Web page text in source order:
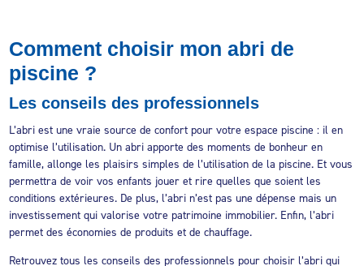
Comment choisir mon abri de
piscine ?
Les conseils des professionnels
L’abri est une vraie source de confort pour votre espace piscine : il en
optimise l’utilisation. Un abri apporte des moments de bonheur en
famille, allonge les plaisirs simples de l’utilisation de la piscine. Et vous
permettra de voir vos enfants jouer et rire quelles que soient les
conditions extérieures. De plus, l’abri n’est pas une dépense mais un
investissement qui valorise votre patrimoine immobilier. Enfin, l’abri
permet des économies de produits et de chauffage.
Retrouvez tous les conseils des professionnels pour choisir l’abri qui